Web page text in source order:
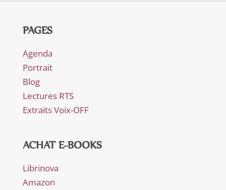
PAGES
Agenda
Portrait
Blog
Lectures RTS
Extraits Voix-OFF
ACHAT E-BOOKS
Librinova
Amazon